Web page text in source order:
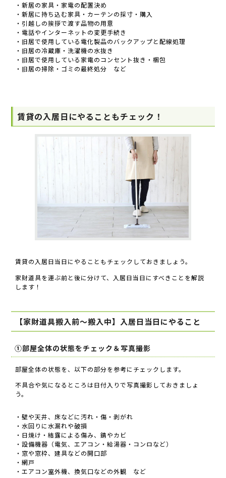
・新居の家具・家電の配置決め
・新居に持ち込む家具・カーテンの採寸・購入
・引越しの挨拶で渡す品物の用意
・電話やインターネットの変更手続き
・旧居で使用している電化製品のバックアップと配線処理
・旧居の冷蔵庫・洗濯機の水抜き
・旧居で使用している家電のコンセント抜き・梱包
・旧居の掃除・ゴミの最終処分 など
賃貸の入居日にやることもチェック！
賃貸の入居日当日にやることもチェックしておきましょう。
家財道具を運ぶ前と後に分けて、入居日当日にすべきことを解説
します！
【家財道具搬入前〜搬入中】入居日当日にやること
①部屋全体の状態をチェック＆写真撮影
部屋全体の状態を、以下の部分を参考にチェックします。
不具合や気になるところは日付入りで写真撮影しておきましょ
う。
・壁や天井、床などに汚れ・傷・剥がれ
・水回りに水漏れや破損
・日焼け・結露による傷み、錆やカビ
・設備機器（電気、エアコン・給湯器・コンロなど）
・窓や窓枠、建具などの開口部
・網戸
・エアコン室外機、換気口などの外観 など